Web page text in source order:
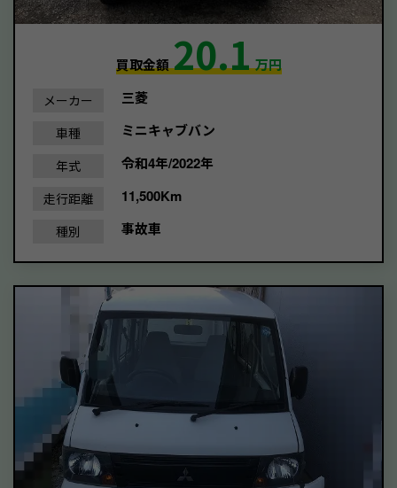
買取金額20.1万円
メーカー 三菱
車種 ミニキャブバン
年式 令和4年/2022年
走行距離 11,500Km
種別 事故車